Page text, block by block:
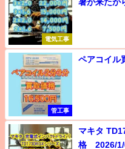
電気工事
暑が来たか
管工事
ペアコイル
マキタ
格 2026/1/